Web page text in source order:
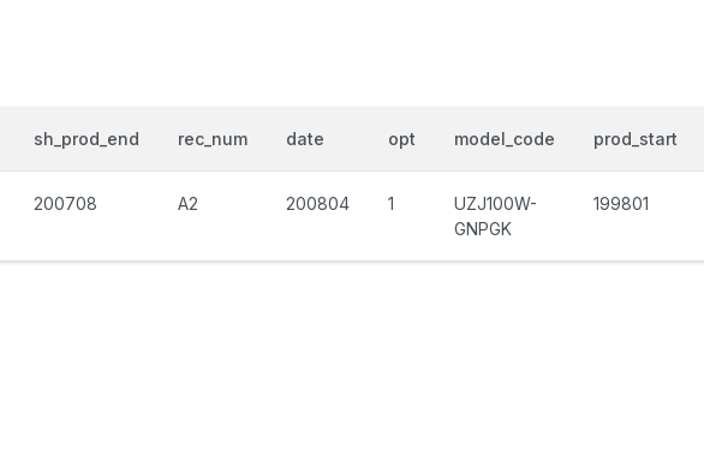
sh_prod_end rec_num date opt model_code prod_start
200708 A2 200804 1
UZJ100W-
GNPGK
199801